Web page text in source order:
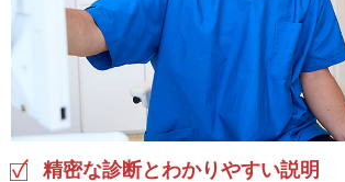
精密な診断とわかりやすい説明